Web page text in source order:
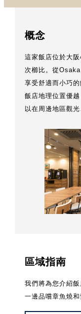
概念
這家飯店位於大
次櫛比。從
享受舒適而小巧的
飯店地理位置優
以在周邊地區觀光
區域指南
我們將為您介紹
一邊品嚐章魚燒